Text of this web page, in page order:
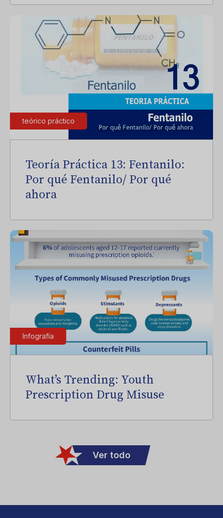
teórico práctico
Teoría Práctica 13: Fentanilo:
Por qué Fentanilo/ Por qué
ahora
Infografía
What’s Trending: Youth
Prescription Drug Misuse
Ver todo